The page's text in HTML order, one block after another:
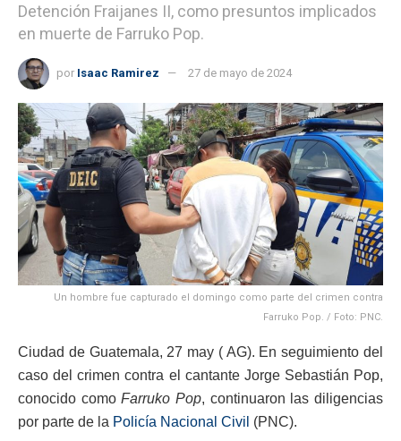
Detención Fraijanes II, como presuntos implicados
en muerte de Farruko Pop.
por Isaac Ramirez 27 de mayo de 2024
Un hombre fue capturado el domingo como parte del crimen contra
Farruko Pop. / Foto: PNC.
Ciudad de Guatemala, 27 may ( AG). En seguimiento del
caso del crimen contra el cantante Jorge Sebastián Pop,
conocido comoFarruko Pop, continuaron las diligencias
por parte de la Policía Nacional Civil (PNC).